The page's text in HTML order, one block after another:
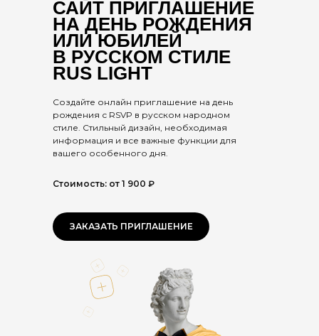
Создайте онлайн приглашение на день
рождения с RSVP в русском народном
стиле. Стильный дизайн, необходимая
информация и все важные функции для
вашего особенного дня.
ЗАКАЗАТЬ ПРИГЛАШЕНИЕ
САЙТ ПРИГЛАШЕНИЕ
НА ДЕНЬ РОЖДЕНИЯ
ИЛИ ЮБИЛЕЙ
В РУССКОМ СТИЛЕ
RUS LIGHT
Стоимость: от 1 900 ₽